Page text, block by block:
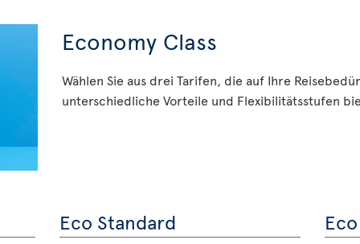
Economy Class
Wählen Sie aus drei Tarifen, die auf Ihre
unterschiedliche Vorteile und Flexibilitätsstufen
Eco Standard